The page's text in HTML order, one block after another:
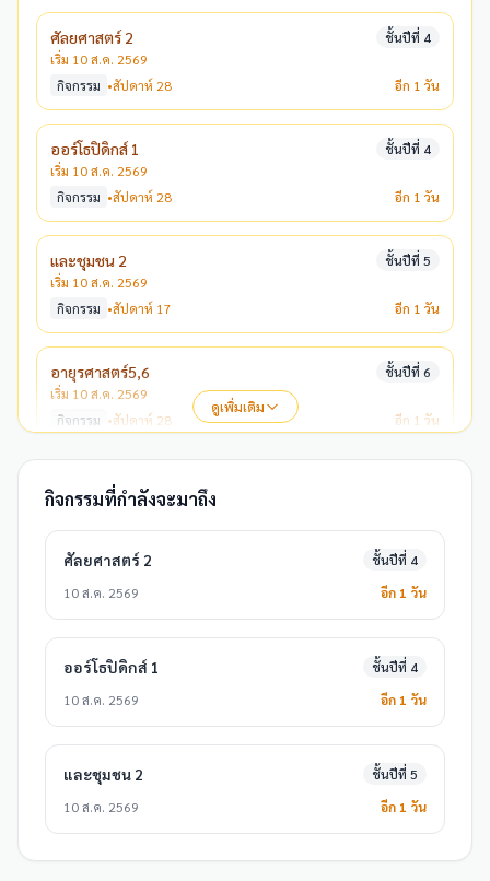
ศัลยศาสตร์ 2
เริ่ม 10 ส.ค. 2569
ชั้นปีที่ 4
กิจกรรม •สัปดาห์ 28 อีก 1 วัน
ออร์โธปิดิกส์ 1
เริ่ม 10 ส.ค. 2569
ชั้นปีที่ 4
กิจกรรม •สัปดาห์ 28 อีก 1 วัน
และชุมชน 2
เริ่ม 10 ส.ค. 2569
ชั้นปีที่ 5
กิจกรรม •สัปดาห์ 17 อีก 1 วัน
อายุรศาสตร์5,6
เริ่ม 10 ส.ค. 2569
ชั้นปีที่ 6
กิจกรรม •สัปดาห์ 28 อีก 1 วัน
ศัลยศาสตร์ 2
เริ่ม 17 ส.ค. 2569
กิจกรรม •สัปดาห์ 29 อีก 8 วัน
ดูเพิ่มเติม
กิจกรรมที่กำลังจะมาถึง
ศัลยศาสตร์ 2
ชั้นปีที่ 4
10 ส.ค. 2569
อีก 1 วัน
ออร์โธปิดิกส์ 1
ชั้นปีที่ 4
10 ส.ค. 2569
อีก 1 วัน
และชุมชน 2
ชั้นปีที่ 5
10 ส.ค. 2569
อีก 1 วัน